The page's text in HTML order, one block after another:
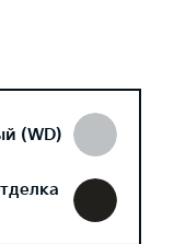
(WD)